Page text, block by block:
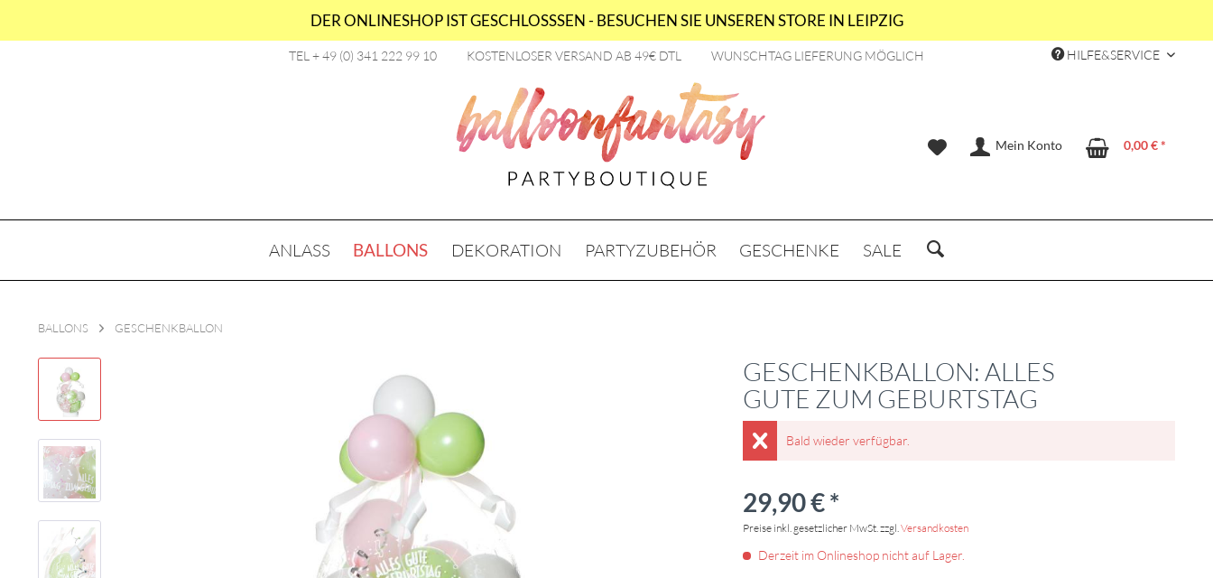
DER ONLINESHOP IST GESCHLOSSSEN - BESUCHEN SIE UNSEREN STORE IN LEIPZIG
TEL + 49 (0) 341 222 99 10 KOSTENLOSER VERSAND AB 49€ DTL WUNSCHTAG LIEFERUNG MÖGLICH HILFE&SERVICE
Mein Konto 0,00 € *
ANLASS BALLONS DEKORATION PARTYZUBEHÖR GESCHENKE SALE
BALLONS GESCHENKBALLON
GESCHENKBALLON: ALLES
GUTE ZUM GEBURTSTAG
Bald wieder verfügbar.
29,90 € *
Preise inkl. gesetzlicher MwSt. zzgl.Versandkosten
Derzeit im Onlineshop nicht auf Lager.